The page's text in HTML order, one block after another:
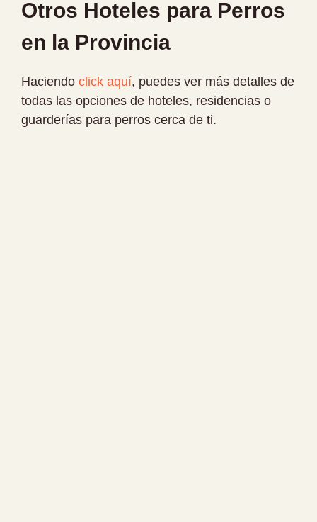
Otros Hoteles para Perros
en la Provincia
Haciendo click aquí, puedes ver más detalles de
todas las opciones de hoteles, residencias o
guarderías para perros cerca de ti.